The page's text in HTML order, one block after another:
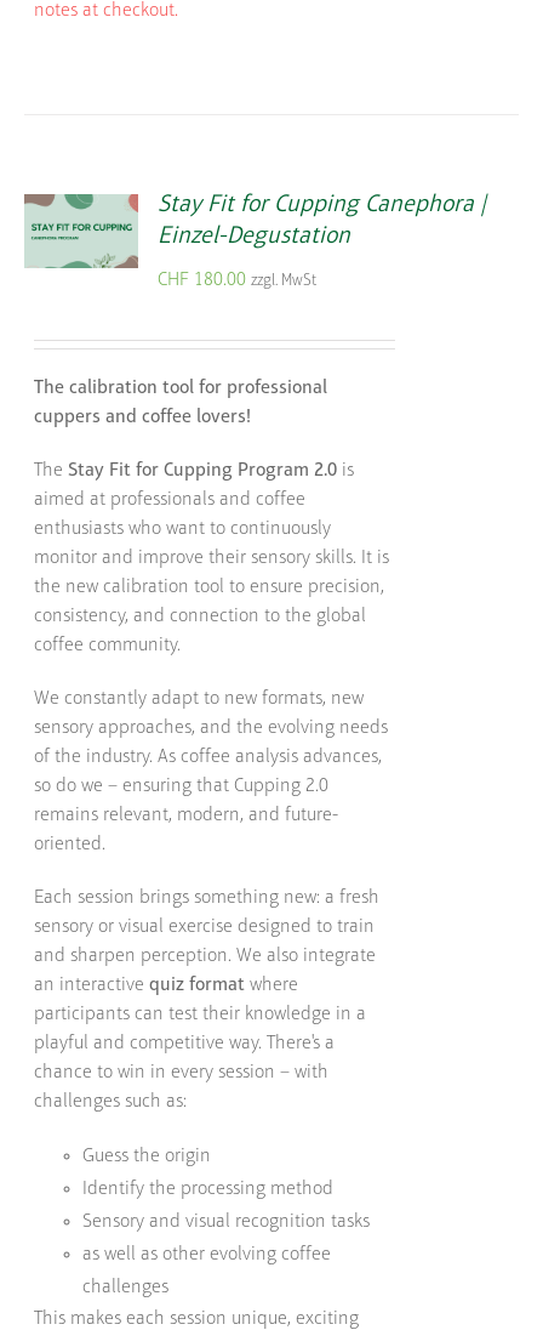
notes at checkout.
Stay Fit for Cupping Canephora |
Einzel-Degustation
CHF 180.00 zzgl. MwSt
The calibration tool for professional
cuppers and coffee lovers!
The Stay Fit for Cupping Program 2.0 is
aimed at professionals and coffee
enthusiasts who want to continuously
monitor and improve their sensory skills. It is
the new calibration tool to ensure precision,
consistency, and connection to the global
coffee community.
We constantly adapt to new formats, new
sensory approaches, and the evolving needs
of the industry. As coffee analysis advances,
so do we – ensuring that Cupping 2.0
remains relevant, modern, and future-
oriented.
Each session brings something new: a fresh
sensory or visual exercise designed to train
and sharpen perception. We also integrate
an interactivequiz format where
participants can test their knowledge in a
playful and competitive way. There's a
chance to win in every session – with
challenges such as:
Guess the origin
Identify the processing method
Sensory and visual recognition tasks
as well as other evolving coffee
challenges
This makes each session unique, exciting